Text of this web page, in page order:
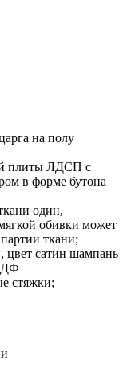
на полу
плиты ЛДСП с
в форме бутона
один,
обивки может
ткани;
цвет сатин шампань
стяжки;